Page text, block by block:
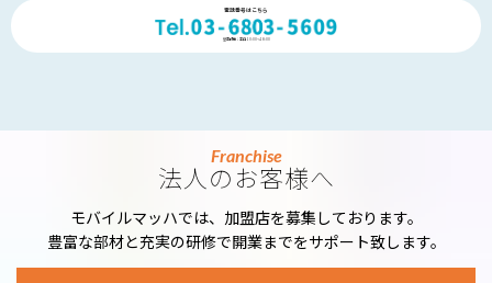
電話番号はこちら
営業時間：平日 10:00～18:00
Franchise
法人のお客様へ
モバイルマッハでは、加盟店を募集しております。
豊富な部材と充実の研修で開業までをサポート致します。